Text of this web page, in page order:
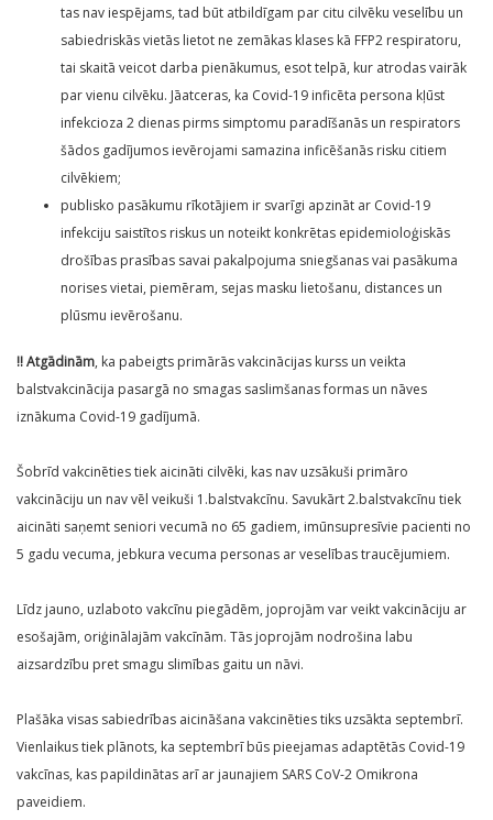
tas nav iespējams, tad būt atbildīgam par citu cilvēku veselību un
sabiedriskās vietās lietot ne zemākas klases kā FFP2 respiratoru,
tai skaitā veicot darba pienākumus, esot telpā, kur atrodas vairāk
par vienu cilvēku. Jāatceras, ka Covid-19 inficēta persona kļūst
infekcioza 2 dienas pirms simptomu paradīšanās un respirators
šādos gadījumos ievērojami samazina inficēšanās risku citiem
cilvēkiem;
publisko pasākumu rīkotājiem ir svarīgi apzināt ar Covid-19
infekciju saistītos riskus un noteikt konkrētas epidemioloģiskās
drošības prasības savai pakalpojuma sniegšanas vai pasākuma
norises vietai, piemēram, sejas masku lietošanu, distances un
plūsmu ievērošanu.
!! Atgādinām, ka pabeigts primārās vakcinācijas kurss un veikta
balstvakcinācija pasargā no smagas saslimšanas formas un nāves
iznākuma Covid-19 gadījumā.
Šobrīd vakcinēties tiek aicināti cilvēki, kas nav uzsākuši primāro
vakcināciju un nav vēl veikuši 1.balstvakcīnu. Savukārt 2.balstvakcīnu tiek
aicināti saņemt seniori vecumā no 65 gadiem, imūnsupresīvie pacienti no
5 gadu vecuma, jebkura vecuma personas ar veselības traucējumiem.
Līdz jauno, uzlaboto vakcīnu piegādēm, joprojām var veikt vakcināciju ar
esošajām, oriģinālajām vakcīnām. Tās joprojām nodrošina labu
aizsardzību pret smagu slimības gaitu un nāvi.
Plašāka visas sabiedrības aicināšana vakcinēties tiks uzsākta septembrī.
Vienlaikus tiek plānots, ka septembrī būs pieejamas adaptētās Covid-19
vakcīnas, kas papildinātas arī ar jaunajiem SARS CoV-2 Omikrona
paveidiem.